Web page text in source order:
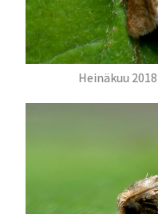
Heinäkuu